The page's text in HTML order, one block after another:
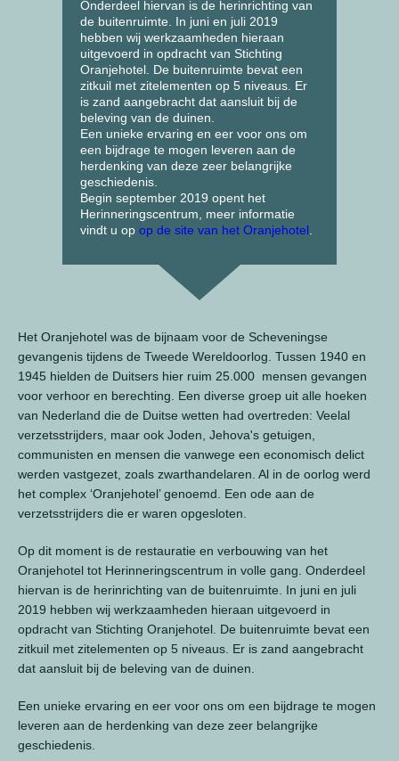
Onderdeel hiervan is de herinrichting van
de buitenruimte. In juni en juli 2019
hebben wij werkzaamheden hieraan
uitgevoerd in opdracht van Stichting
Oranjehotel. De buitenruimte bevat een
zitkuil met zitelementen op 5 niveaus. Er
is zand aangebracht dat aansluit bij de
beleving van de duinen.
Een unieke ervaring en eer voor ons om
een bijdrage te mogen leveren aan de
herdenking van deze zeer belangrijke
geschiedenis.
Begin september 2019 opent het
Herinneringscentrum, meer informatie
vindt u op op de site van het Oranjehotel
Het Oranjehotel was de bijnaam voor de Scheveningse
gevangenis tijdens de Tweede Wereldoorlog. Tussen 1940 en
1945 hielden de Duitsers hier ruim 25.000 mensen gevangen
voor verhoor en berechting. Een diverse groep uit alle hoeken
van Nederland die de Duitse wetten had overtreden: Veelal
verzetsstrijders, maar ook Joden, Jehova's getuigen,
communisten en mensen die vanwege een economisch delict
werden vastgezet, zoals zwarthandelaren. Al in de oorlog werd
het complex ‘Oranjehotel’ genoemd. Een ode aan de
verzetsstrijders die er waren opgesloten.
Op dit moment is de restauratie en verbouwing van het
Oranjehotel tot Herinneringscentrum in volle gang. Onderdeel
hiervan is de herinrichting van de buitenruimte. In juni en juli
2019 hebben wij werkzaamheden hieraan uitgevoerd in
opdracht van Stichting Oranjehotel. De buitenruimte bevat een
zitkuil met zitelementen op 5 niveaus. Er is zand aangebracht
dat aansluit bij de beleving van de duinen.
Een unieke ervaring en eer voor ons om een bijdrage te mogen
leveren aan de herdenking van deze zeer belangrijke
geschiedenis.